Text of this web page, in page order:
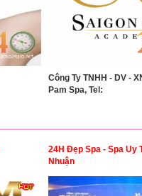
Công Ty TNHH - DV -
Pam Spa, Tel:
24H Đẹp Spa - Spa Uy
Nhuận